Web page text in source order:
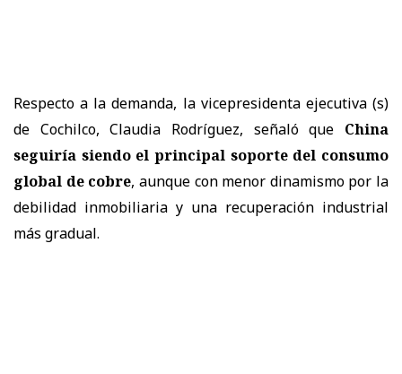
Respecto a la demanda, la vicepresidenta ejecutiva (s)
de Cochilco, Claudia Rodríguez, señaló que China
seguiría siendo el principal soporte del consumo
global de cobre, aunque con menor dinamismo por la
debilidad inmobiliaria y una recuperación industrial
más gradual.